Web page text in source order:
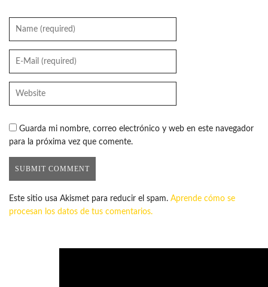
Guarda mi nombre, correo electrónico y web en este navegador
para la próxima vez que comente.
Este sitio usa Akismet para reducir el spam. Aprende cómo se
procesan los datos de tus comentarios.